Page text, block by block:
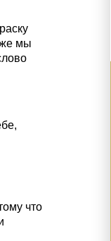
же мы
что